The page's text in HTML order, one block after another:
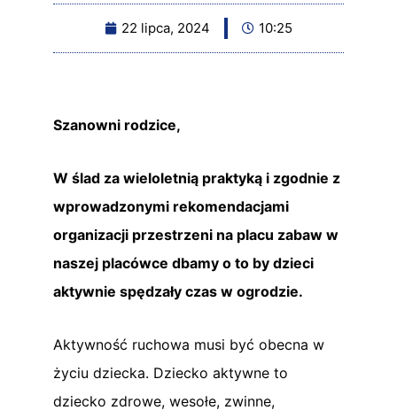
22 lipca, 2024 10:25
Szanowni rodzice,
W ślad za wieloletnią praktyką i zgodnie z
wprowadzonymi rekomendacjami
organizacji przestrzeni na placu zabaw w
naszej placówce dbamy o to by dzieci
aktywnie spędzały czas w ogrodzie.
Aktywność ruchowa musi być obecna w
życiu dziecka. Dziecko aktywne to
dziecko zdrowe, wesołe, zwinne,